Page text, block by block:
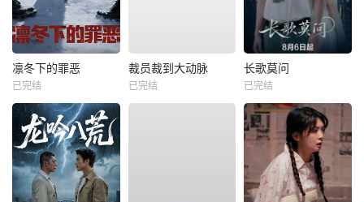
凛冬下的罪恶
已完结
裁员裁到大动脉
已完结
长歌莫问
已完结